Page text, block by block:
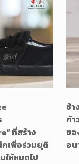
ที่สร้าง
เพื่อร่วมยุติ
ให้หมดไป
ช้า
ก้า
ข
อน